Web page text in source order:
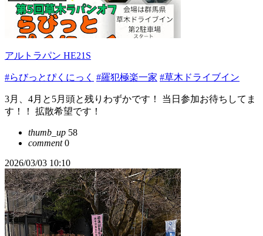
アルトラパン HE21S
#らびっとぴくにっく #羅犯極楽一家 #草木ドライブイン
3月、4月と5月頭と残りわずかです！ 当日参加お待ちしてま
す！！ 拡散希望です！
thumb_up 58
comment0
2026/03/03 10:10